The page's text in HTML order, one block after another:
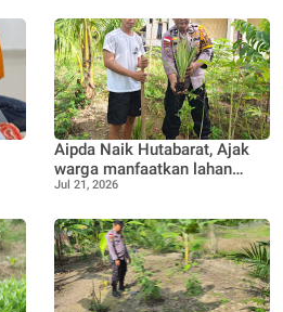
Aipda Naik Hutabarat, Ajak
warga manfaatkan lahan
kosong menjadi lahan
Jul 21, 2026